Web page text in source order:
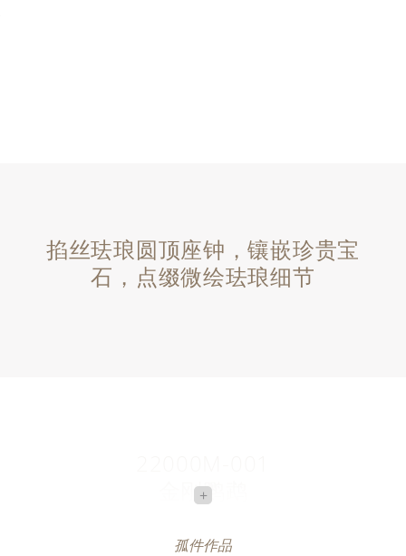
掐丝珐琅圆顶座钟，镶嵌珍贵宝
石，点缀微绘珐琅细节
金刚鹦鹉
+
孤件作品